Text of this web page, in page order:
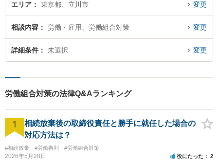
エリア 東京都、立川市 変更
相談内容 労働・雇用、労働組合対策 変更
詳細条件 未選択 変更
労働組合対策の法律Q&Aランキング
1
相続放棄後の取締役責任と勝手に就任した場合の
対応方法は？
#相続放棄 #労働審判 #労働組合対策
2026年5月28日 役にたった 2